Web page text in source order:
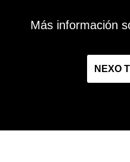
Más información
NEXO